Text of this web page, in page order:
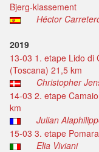
Bjerg-klassement
Héctor
2019
13-03 1. etape Lido di
(Toscana) 21,5 km
Christopher
14-03 2. etape
km
Julian
15-03 3. etape
Elia Viviani